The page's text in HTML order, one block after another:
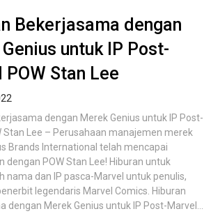
Bekerjasama dengan
untuk IP Post-
POW Stan Lee
dengan Merek Genius untuk IP Post-
Stan Lee – Perusahaan manajemen merek
Brands International telah mencapai
dengan POW Stan Lee! Hiburan untuk
nama dan IP pasca-Marvel untuk penulis,
legendaris Marvel Comics. Hiburan
dengan Merek Genius untuk IP Post-Marvel...